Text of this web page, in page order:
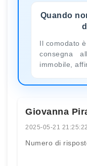
Quando
Il comodato
consegna
immobile,
Giovanna
2025-05-21 21:25:22
Numero di